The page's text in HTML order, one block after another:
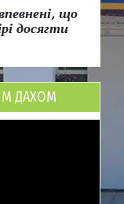
що
досягти
ДАХОМ